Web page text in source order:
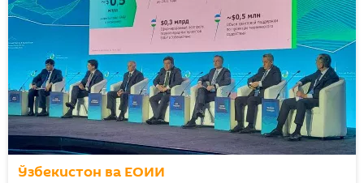
Ўзбекистон ва ЕОИИ